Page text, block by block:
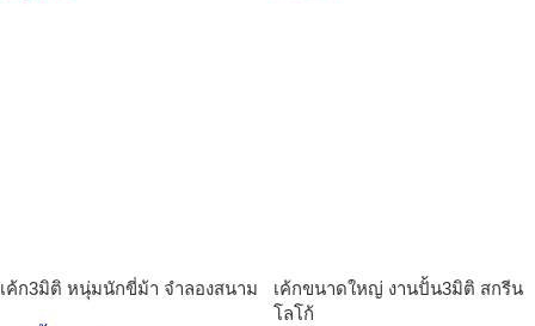
เค้ก3มิติ หนุ่มนักขี่ม้า จำลองสนาม
เค้กขนาดใหญ่ งานปั้น3มิติ สกรีน
โลโก้